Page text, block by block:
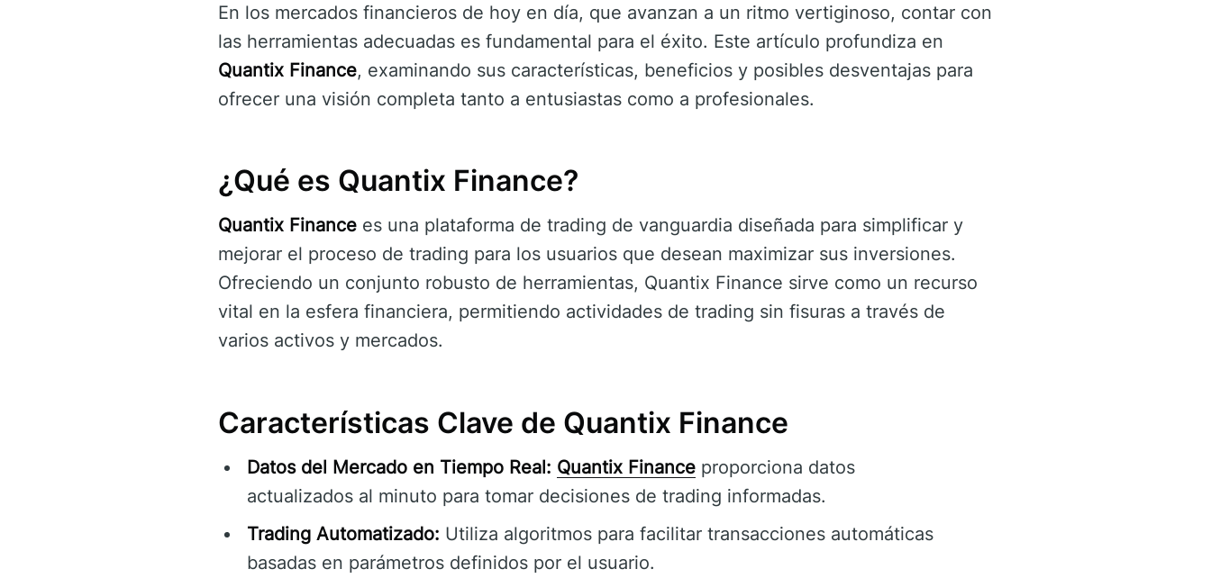
En los mercados financieros de hoy en día, que avanzan a un ritmo vertiginoso, contar con
las herramientas adecuadas es fundamental para el éxito. Este artículo profundiza en
Quantix Finance, examinando sus características, beneficios y posibles desventajas para
ofrecer una visión completa tanto a entusiastas como a profesionales.
¿Qué es Quantix Finance?
Quantix Finance es una plataforma de trading de vanguardia diseñada para simplificar y
mejorar el proceso de trading para los usuarios que desean maximizar sus inversiones.
Ofreciendo un conjunto robusto de herramientas, Quantix Finance sirve como un recurso
vital en la esfera financiera, permitiendo actividades de trading sin fisuras a través de
varios activos y mercados.
Características Clave de Quantix Finance
Datos del Mercado en Tiempo Real: Quantix Finance proporciona datos
actualizados al minuto para tomar decisiones de trading informadas.
Trading Automatizado: Utiliza algoritmos para facilitar transacciones automáticas
basadas en parámetros definidos por el usuario.